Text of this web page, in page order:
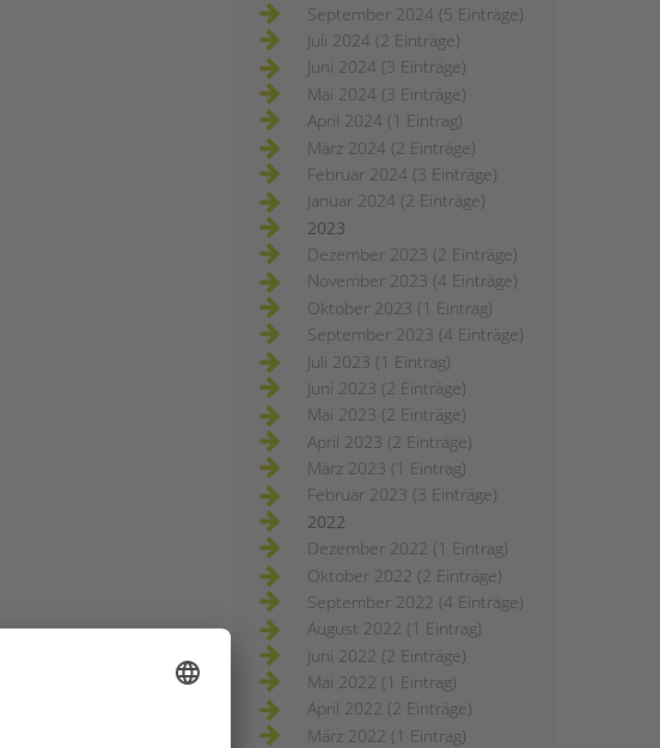
September 2024 (5 Einträge)
Juli 2024 (2 Einträge)
Juni 2024 (3 Einträge)
Mai 2024 (3 Einträge)
April 2024 (1 Eintrag)
März 2024 (2 Einträge)
Februar 2024 (3 Einträge)
Januar 2024 (2 Einträge)
2023
Dezember 2023 (2 Einträge)
November 2023 (4 Einträge)
Oktober 2023 (1 Eintrag)
September 2023 (4 Einträge)
Juli 2023 (1 Eintrag)
Juni 2023 (2 Einträge)
Mai 2023 (2 Einträge)
April 2023 (2 Einträge)
März 2023 (1 Eintrag)
Februar 2023 (3 Einträge)
2022
Dezember 2022 (1 Eintrag)
Oktober 2022 (2 Einträge)
September 2022 (4 Einträge)
August 2022 (1 Eintrag)
Juni 2022 (2 Einträge)
Mai 2022 (1 Eintrag)
April 2022 (2 Einträge)
März 2022 (1 Eintrag)